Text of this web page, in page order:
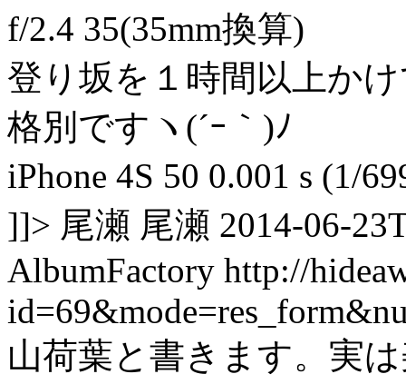
f/2.4 35(35mm換算)
登り坂を１時間以上か
格別ですヽ(´ｰ｀)ﾉ
iPhone 4S 50 0.001 s (1/
]]> 尾瀬 尾瀬 2014-06-
AlbumFactory http://
山荷葉と書きます。実